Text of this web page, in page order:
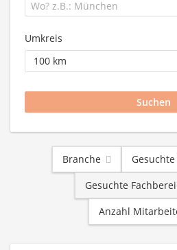
Umkreis
Branche
Gesuchte
Anzahl